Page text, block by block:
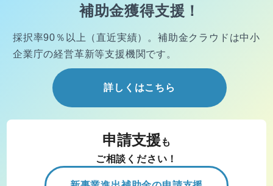
補助金獲得支援！
採択率90％以上（直近実績）。 補助金クラウドは中小
企業庁の経営革新等支援機関です。
詳しくはこちら
申請支援 も
ご相談ください！